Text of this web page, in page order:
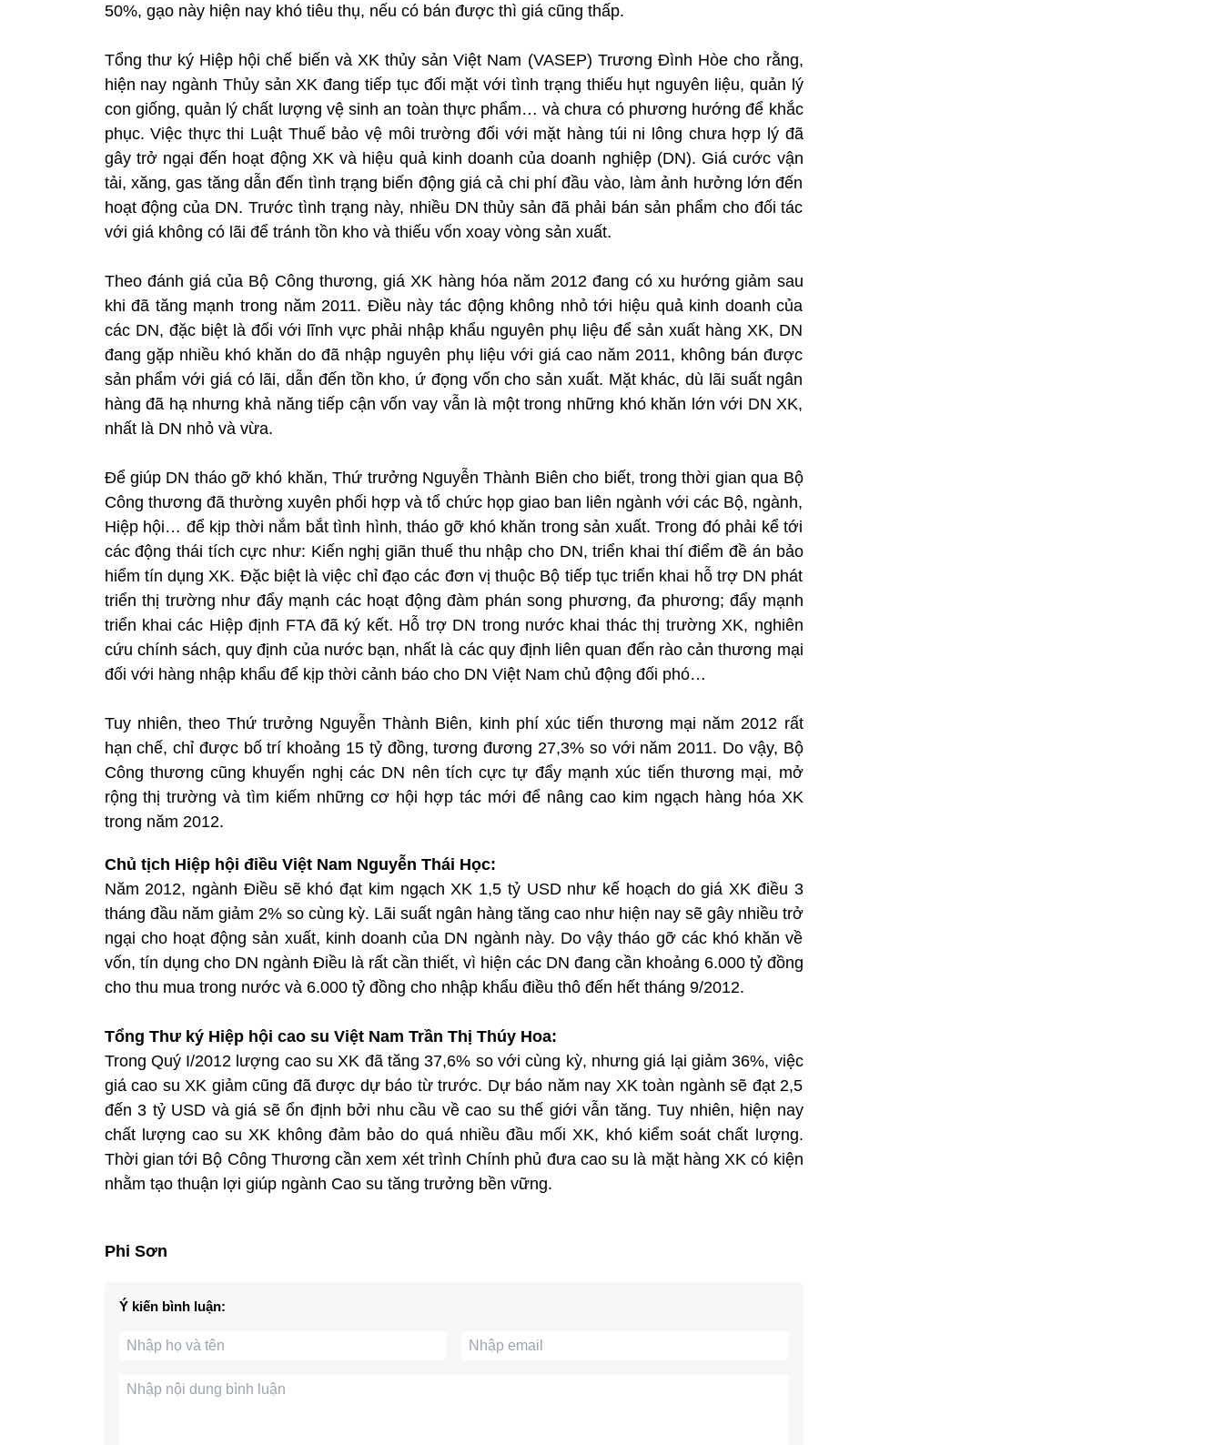
50%, gạo này hiện nay khó tiêu thụ, nếu có bán được thì giá cũng thấp.
Tổng thư ký Hiệp hội chế biến và XK thủy sản Việt Nam (VASEP) Trương Đình Hòe cho rằng,
hiện nay ngành Thủy sản XK đang tiếp tục đối mặt với tình trạng thiếu hụt nguyên liệu, quản lý
con giống, quản lý chất lượng vệ sinh an toàn thực phẩm… và chưa có phương hướng để khắc
phục. Việc thực thi Luật Thuế bảo vệ môi trường đối với mặt hàng túi ni lông chưa hợp lý đã
gây trở ngại đến hoạt động XK và hiệu quả kinh doanh của doanh nghiệp (DN). Giá cước vận
tải, xăng, gas tăng dẫn đến tình trạng biến động giá cả chi phí đầu vào, làm ảnh hưởng lớn đến
hoạt động của DN. Trước tình trạng này, nhiều DN thủy sản đã phải bán sản phẩm cho đối tác
với giá không có lãi để tránh tồn kho và thiếu vốn xoay vòng sản xuất.
Theo đánh giá của Bộ Công thương, giá XK hàng hóa năm 2012 đang có xu hướng giảm sau
khi đã tăng mạnh trong năm 2011. Điều này tác động không nhỏ tới hiệu quả kinh doanh của
các DN, đặc biệt là đối với lĩnh vực phải nhập khẩu nguyên phụ liệu để sản xuất hàng XK, DN
đang gặp nhiều khó khăn do đã nhập nguyên phụ liệu với giá cao năm 2011, không bán được
sản phẩm với giá có lãi, dẫn đến tồn kho, ứ đọng vốn cho sản xuất. Mặt khác, dù lãi suất ngân
hàng đã hạ nhưng khả năng tiếp cận vốn vay vẫn là một trong những khó khăn lớn với DN XK,
nhất là DN nhỏ và vừa.
Để giúp DN tháo gỡ khó khăn, Thứ trưởng Nguyễn Thành Biên cho biết, trong thời gian qua Bộ
Công thương đã thường xuyên phối hợp và tổ chức họp giao ban liên ngành với các Bộ, ngành,
Hiệp hội… để kịp thời nắm bắt tình hình, tháo gỡ khó khăn trong sản xuất. Trong đó phải kể tới
các động thái tích cực như: Kiến nghị giãn thuế thu nhập cho DN, triển khai thí điểm đề án bảo
hiểm tín dụng XK. Đặc biệt là việc chỉ đạo các đơn vị thuộc Bộ tiếp tục triển khai hỗ trợ DN phát
triển thị trường như đẩy mạnh các hoạt động đàm phán song phương, đa phương; đẩy mạnh
triển khai các Hiệp định FTA đã ký kết. Hỗ trợ DN trong nước khai thác thị trường XK, nghiên
cứu chính sách, quy định của nước bạn, nhất là các quy định liên quan đến rào cản thương mại
đối với hàng nhập khẩu để kịp thời cảnh báo cho DN Việt Nam chủ động đối phó…
Tuy nhiên, theo Thứ trưởng Nguyễn Thành Biên, kinh phí xúc tiến thương mại năm 2012 rất
hạn chế, chỉ được bố trí khoảng 15 tỷ đồng, tương đương 27,3% so với năm 2011. Do vậy, Bộ
Công thương cũng khuyến nghị các DN nên tích cực tự đẩy mạnh xúc tiến thương mại, mở
rộng thị trường và tìm kiếm những cơ hội hợp tác mới để nâng cao kim ngạch hàng hóa XK
trong năm 2012.
Chủ tịch Hiệp hội điều Việt Nam Nguyễn Thái Học:
Năm 2012, ngành Điều sẽ khó đạt kim ngạch XK 1,5 tỷ USD như kế hoạch do giá XK điều 3
tháng đầu năm giảm 2% so cùng kỳ. Lãi suất ngân hàng tăng cao như hiện nay sẽ gây nhiều trở
ngại cho hoạt động sản xuất, kinh doanh của DN ngành này. Do vậy tháo gỡ các khó khăn về
vốn, tín dụng cho DN ngành Điều là rất cần thiết, vì hiện các DN đang cần khoảng 6.000 tỷ đồng
cho thu mua trong nước và 6.000 tỷ đồng cho nhập khẩu điều thô đến hết tháng 9/2012.
Tổng Thư ký Hiệp hội cao su Việt Nam Trần Thị Thúy Hoa:
Trong Quý I/2012 lượng cao su XK đã tăng 37,6% so với cùng kỳ, nhưng giá lại giảm 36%, việc
giá cao su XK giảm cũng đã được dự báo từ trước. Dự báo năm nay XK toàn ngành sẽ đạt 2,5
đến 3 tỷ USD và giá sẽ ổn định bởi nhu cầu về cao su thế giới vẫn tăng. Tuy nhiên, hiện nay
chất lượng cao su XK không đảm bảo do quá nhiều đầu mối XK, khó kiểm soát chất lượng.
Thời gian tới Bộ Công Thương cần xem xét trình Chính phủ đưa cao su là mặt hàng XK có kiện
nhằm tạo thuận lợi giúp ngành Cao su tăng trưởng bền vững.
Phi Sơn
Ý kiến bình luận: